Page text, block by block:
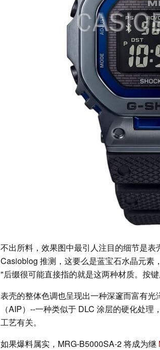
不出所料，效果图中最引人注目的细节是表
Casioblog 推测，这要么是蓝宝石水晶元素
"后缀很可能直接指的就是这两种材质。按
表壳的整体色调也呈现出一种深邃而富有
（AIP）--一种类似于 DLC 涂层的硬化处
工艺有关。
如果爆料属实，MRG-B5000SA-2 将成为继